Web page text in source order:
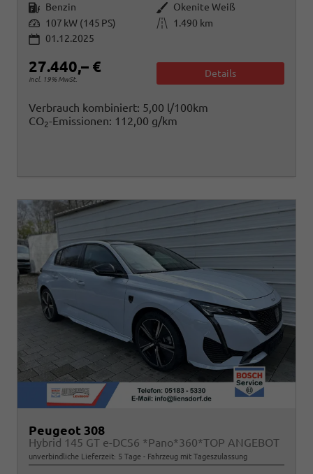
Kraftstoff Benzin Außenfarbe Okenite Weiß
Leistung 107 kW (145 PS) Kilometerstand
1.490 km
01.12.2025
27.440,– €
incl. 19% MwSt.
Details
Verbrauch kombiniert: 5,00 l/100km
CO2-Emissionen: 112,00 g/km
Peugeot 308
Hybrid 145 GT e-DCS6 *Pano*360*TOP ANGEBOT
unverbindliche Lieferzeit: 5 Tage Fahrzeug mit Tageszulassung